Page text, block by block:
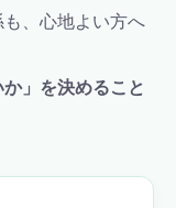
、心地よい方へ
か」を決めること